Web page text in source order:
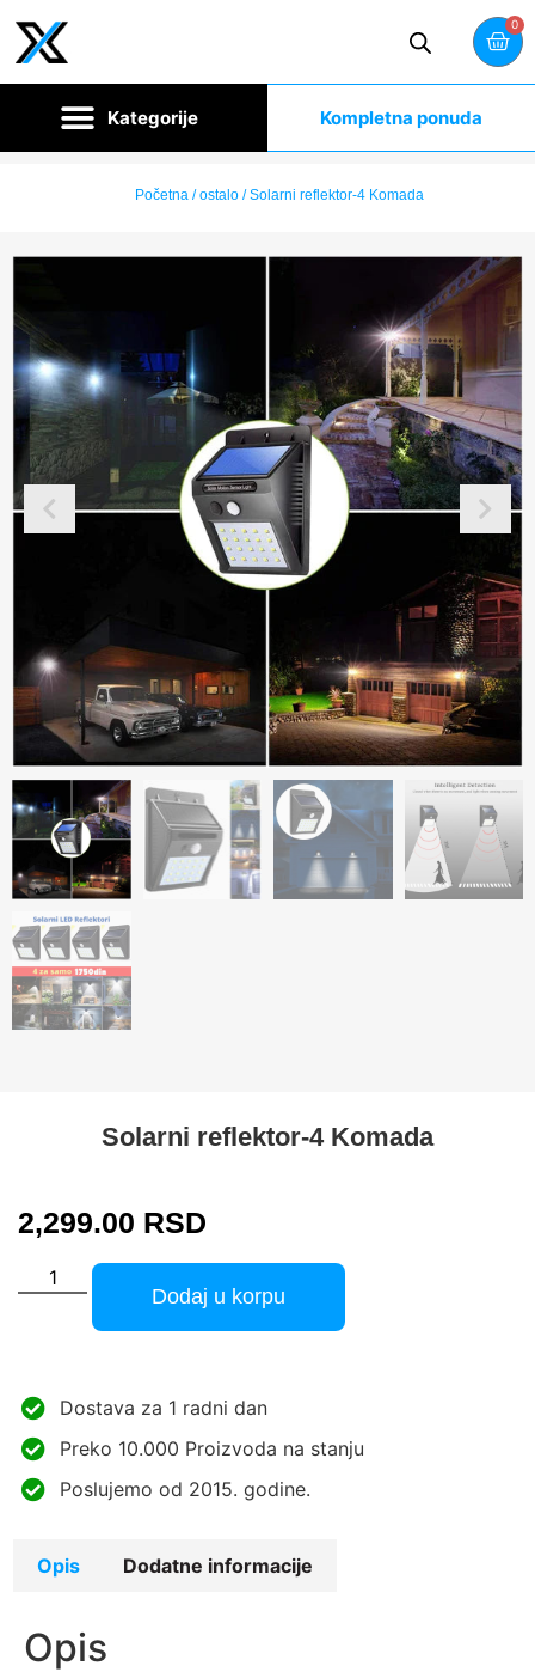
0
Kompletna ponuda
Početna /ostalo / Solarni reflektor-4 Komada
Solarni reflektor-4 Komada
2,299.00 RSD
Dodaj u korpu
Dostava za 1 radni dan
Preko 10.000 Proizvoda na stanju
Poslujemo od 2015. godine.
Opis Dodatne informacije
Opis